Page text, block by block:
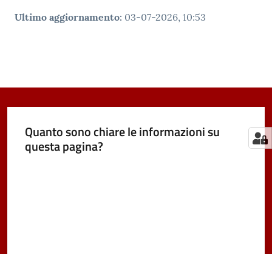
Ultimo aggiornamento: 03-07-2026, 10:53
Quanto sono chiare le informazioni su
questa pagina?